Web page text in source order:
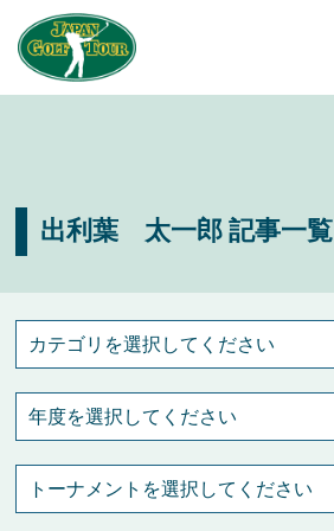
出利葉 太一郎 記事一覧